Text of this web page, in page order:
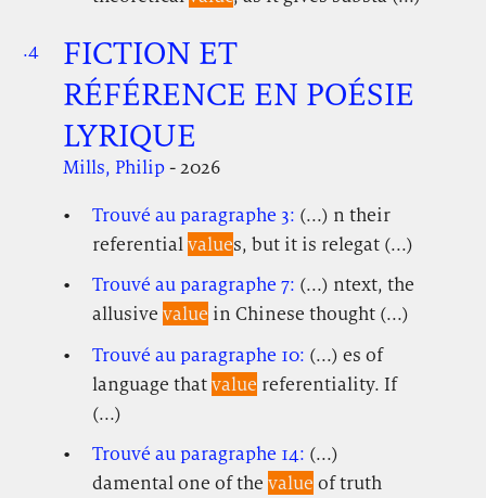
.4.
FICTION ET
RÉFÉRENCE EN POÉSIE
LYRIQUE
Mills, Philip- 2026
Trouvé au paragraphe 3: (...) n their
referentialvalues, but it is relegat (...)
Trouvé au paragraphe 7: (...) ntext, the
allusive value in Chinese thought (...)
Trouvé au paragraphe 10: (...) es of
language thatvalue referentiality. If
(...)
Trouvé au paragraphe 14: (...)
damental one of the value of truth